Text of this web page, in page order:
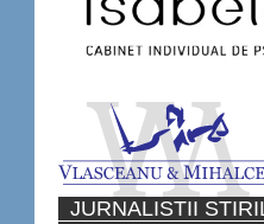
JURNALISTII